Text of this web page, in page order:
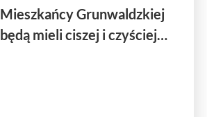
Mieszkańcy Grunwaldzkiej
będą mieli ciszej i czyściej…